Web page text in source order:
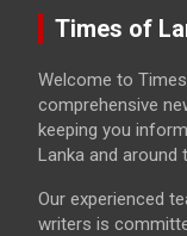
Times of
Welcome to
comprehensive
keeping you
Lanka and around
Our experienced
writers is